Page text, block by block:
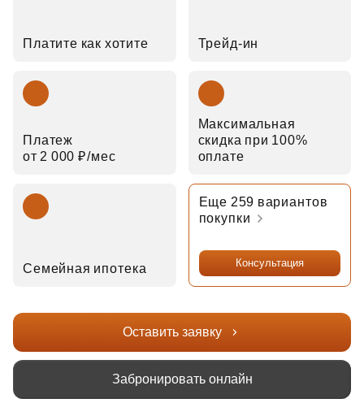
Платите как хотите Трейд‑ин
Платеж
от 2 000 ₽⁠/⁠мес
Максимальная
скидка при 100%
оплате
Семейная ипотека
Еще 259 вариантов
покупки
Консультация
Оставить заявку
Забронировать онлайн